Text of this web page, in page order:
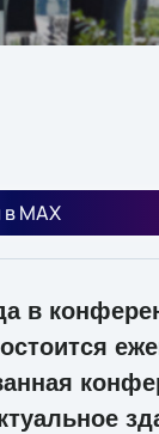
MAX
в